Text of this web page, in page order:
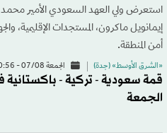
استعرض ولي العهد السعودي الأمير
إيمانويل ماكرون، المستجدات الإقليمية،
أمن المنطقة.
«الشرق الأوسط» (جدة) الجمعة 07/08 - 00:56
قمة سعودية - تركية -
الجمعة